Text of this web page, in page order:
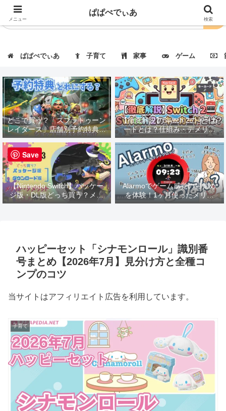
ぱぱぺでぃあ 子育て 家事 ゲーム
どこで買う？「スプラトゥーン
レイダース」店舗別予約特典・
価格まとめ｜一覧表で徹底比
較！
【徹底解説】Switch 2のキーカ
ードとは？仕組み・デメリッ
ト・対応タイトルも紹介！
【Nintendo Switch】パッケー
ジ版・DL版どっち買う？メリ
ット・デメリット解説
Alarmoでゲーム感覚の目覚め
を体験！1ヶ月使ったメリッ
ト・デメリットを徹底レビュー
ハッピーセット「シナモンロール」識別番
号まとめ【2026年7月】見分け方と全種コ
ンプのコツ
当サイトはアフィリエイト広告を利用しています。
子育て
メニュー
ぱぱぺでぃあ
検索
Save